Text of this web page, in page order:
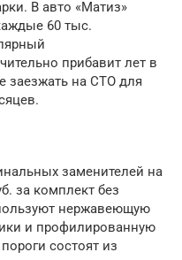
В авто «Матиз»
60 тыс.
прибавит лет в
заезжать на СТО для
заменителей на
за комплект без
нержавеющую
и профилированную
состоят из